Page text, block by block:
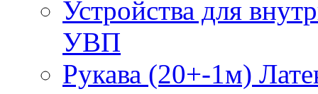
Устройства для
УВП
Рукава (20+-1м)